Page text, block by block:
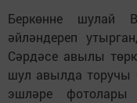
Беркөнне шулай
әйләндереп
Cәрдәсе авылы
шул авылда торучы
эшләре